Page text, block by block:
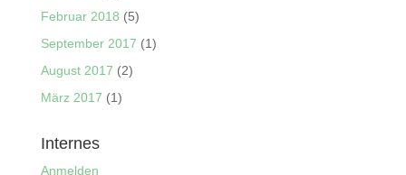
Februar 2018 (5)
September 2017 (1)
August 2017 (2)
März 2017 (1)
Internes
Anmelden